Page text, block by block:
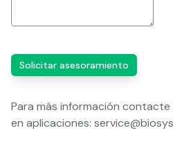
Solicitar asesoramiento
Para más información
en aplicaciones: